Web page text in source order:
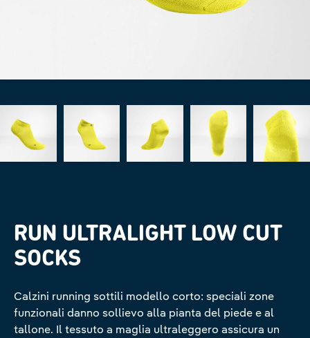
RUN ULTRALIGHT LOW CUT
SOCKS
Calzini running sottili modello corto: speciali zone
funzionali danno sollievo alla pianta del piede e al
tallone. Il tessuto a maglia ultraleggero assicura un